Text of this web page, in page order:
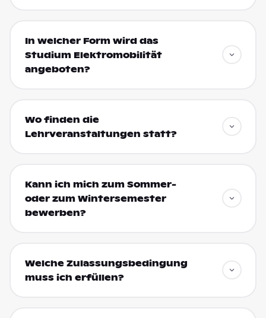
In welcher Form wird das
Studium Elektromobilität
angeboten?
Wo finden die
Lehrveranstaltungen statt?
Kann ich mich zum Sommer-
oder zum Wintersemester
bewerben?
Welche Zulassungsbedingung
muss ich erfüllen?